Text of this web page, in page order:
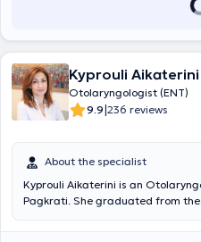
Kyprouli Aikaterini
Otolaryngologist (ENT)
9.9|236 reviews
About the specialist
Kyprouli Aikaterini is an
Pagkrati. She graduated from
served as a rural doctor in the